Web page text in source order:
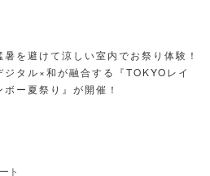
暑を避けて涼しい室内でお祭り体験！
ジタル×和が融合する『TOKYOレイ
ボー夏祭り』が開催！
ト